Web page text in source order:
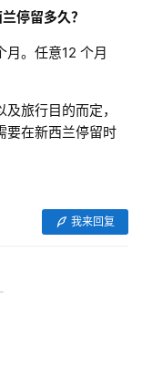
停留多久？
月。任意12 个月
旅行目的而定，
要在新西兰停留时
我来回复